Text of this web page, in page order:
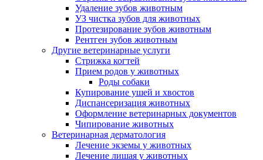
Удаление зубов животным
УЗ чистка зубов для животных
Протезирование зубов животным
Рентген зубов животным
Другие ветеринарные услуги
Стрижка когтей
Прием родов у животных
Роды собаки
Купирование ушей и хвостов
Диспансеризация животных
Оформление ветеринарных документов
Чипирование животных
Ветеринарная дерматология
Лечение экземы у животных
Лечение лишая у животных